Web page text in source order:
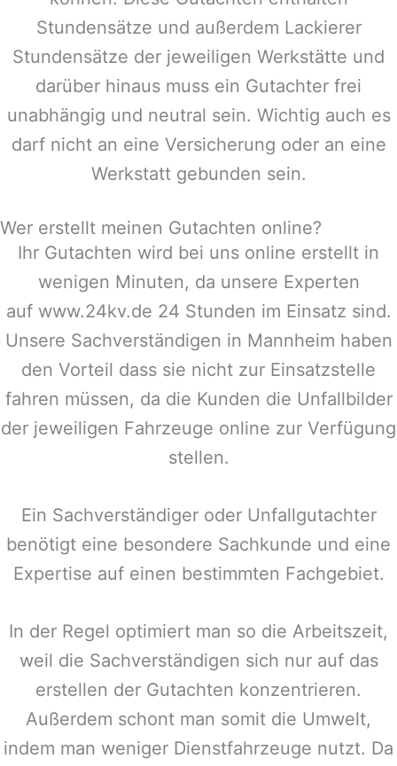
Stundensätze und außerdem Lackierer
Stundensätze der jeweiligen Werkstätte und
darüber hinaus muss ein Gutachter frei
unabhängig und neutral sein. Wichtig auch es
darf nicht an eine Versicherung oder an eine
Werkstatt gebunden sein.
Wer erstellt meinen Gutachten online?
Ihr Gutachten wird bei uns online erstellt in
wenigen Minuten, da unsere Experten
auf www.24kv.de 24 Stunden im Einsatz sind.
Unsere Sachverständigen in Mannheim haben
den Vorteil dass sie nicht zur Einsatzstelle
fahren müssen, da die Kunden die Unfallbilder
der jeweiligen Fahrzeuge online zur Verfügung
stellen.
Ein Sachverständiger oder Unfallgutachter
benötigt eine besondere Sachkunde und eine
Expertise auf einen bestimmten Fachgebiet.
In der Regel optimiert man so die Arbeitszeit,
weil die Sachverständigen sich nur auf das
erstellen der Gutachten konzentrieren.
Außerdem schont man somit die Umwelt,
indem man weniger Dienstfahrzeuge nutzt. Da